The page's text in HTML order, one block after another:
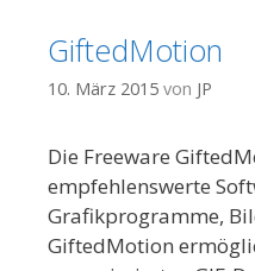
GiftedMotion
10. März 2015 von JP
Die Freeware
empfehlenswerte
Grafikprogramme,
GiftedMotion